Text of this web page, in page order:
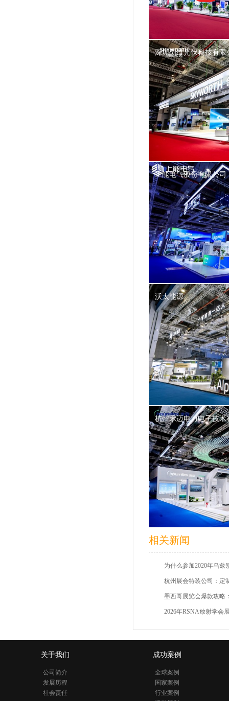
深圳创维光伏科技有限
上能电气股份有限公司
沃太能源
杭州禾迈电力电子技术
相关新闻
杭州展会特装公司：定
关于我们
公司简介
发展历程
社会责任
成功案例
全球案例
国家案例
行业案例